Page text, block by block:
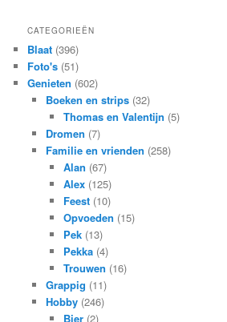
CATEGORIEËN
Blaat (396)
Foto's (51)
Genieten (602)
Boeken en strips(32)
Thomas en Valentijn (5)
Dromen (7)
Familie en vrienden (258)
Alan (67)
Alex (125)
Feest (10)
Opvoeden (15)
Pek (13)
Pekka (4)
Trouwen (16)
Grappig (11)
Hobby(246)
Bier (2)